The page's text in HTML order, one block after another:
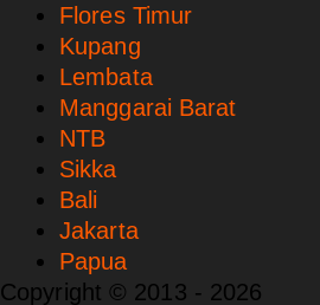
Flores Timur
Kupang
Lembata
Manggarai Barat
NTB
Sikka
Bali
Jakarta
Papua
Copyright © 2013 - 2026